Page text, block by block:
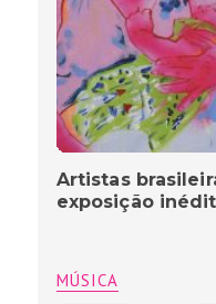
Artistas
exposição
MÚSICA